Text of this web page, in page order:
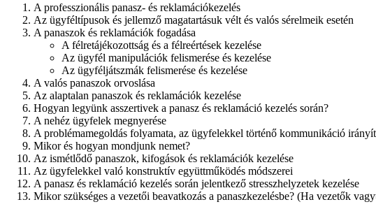
A professzionális panasz- és reklamációkezelés
Az ügyféltípusok és jellemző magatartásuk vélt és valós sérelmeik esetén
A panaszok és reklamációk fogadása
A félretájékozottság és a félreértések kezelése
Az ügyfél manipulációk felismerése és kezelése
Az ügyféljátszmák felismerése és kezelése
A valós panaszok orvoslása
Az alaptalan panaszok és reklamációk kezelése
Hogyan legyünk asszertivek a panasz és reklamáció kezelés során?
A nehéz ügyfelek megnyerése
A problémamegoldás folyamata, az ügyfelekkel történő kommunikáció
Mikor és hogyan mondjunk nemet?
Az ismétlődő panaszok, kifogások és reklamációk kezelése
Az ügyfelekkel való konstruktív együttműködés módszerei
A panasz és reklamáció kezelés során jelentkező stresszhelyzetek kezelése
Mikor szükséges a vezetői beavatkozás a panaszkezelésbe? (Ha vezetők